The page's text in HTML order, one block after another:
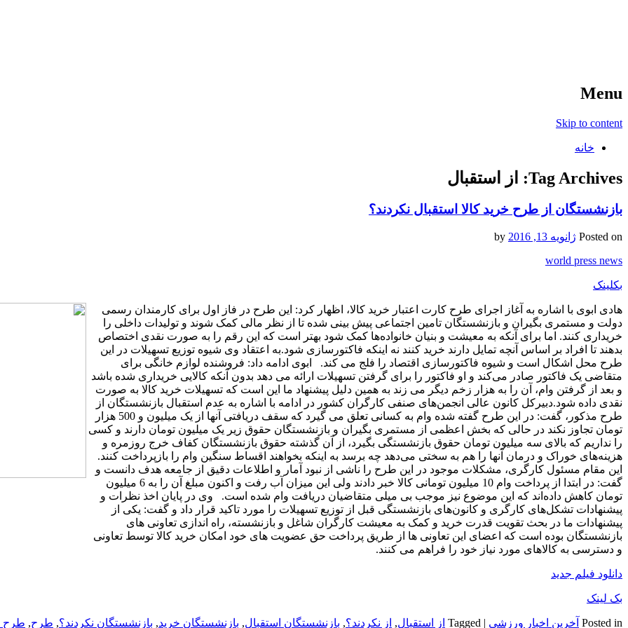
Menu
Skip to content
خانه
Tag Archives: از استقبال
بازنشستگان از طرح خرید کالا استقبال نکردند؟
Posted on ژانویه 13, 2016
world press news
بکلینک
هادی ابوی با اشاره به آغاز اجرای طرح کارت اعتبار خرید کالا، اظهار کرد: این طرح در فاز اول برای کارمندان رسمی
دولت و مستمری بگیران و بازنشستگان تامین اجتماعی پیش بینی شده تا از نظر مالی کمک شوند و تولیدات داخلی را
خریداری کنند. اما برای آنکه به معیشت و بنیان خانواده‌ها کمک شود بهتر است که این رقم را به صورت نقدی اختصاص
بدهند تا افراد بر اساس آنچه تمایل دارند خرید کنند نه اینکه فاکتورسازی شود.به اعتقاد وی شیوه توزیع تسهیلات در این
طرح محل اشکال است و شیوه فاکتورسازی اقتصاد را فلج می کند. ابوی ادامه داد: فروشنده لوازم خانگی برای
متقاضی یک فاکتور صادر می‌کند و او فاکتور را برای گرفتن تسهیلات ارائه می دهد بدون آنکه کالایی خریداری شده باشد
و بعد از گرفتن وام، آن را به هزار زخم دیگر می زند به همین دلیل پیشنهاد ما این است که تسهیلات خرید کالا به صورت
نقدی داده شود.دبیرکل کانون عالی انجمن‌های صنفی کارگران کشور در ادامه با اشاره به عدم استقبال بازنشستگان از
طرح مذکور، گفت: در این طرح گفته شده وام به کسانی تعلق می گیرد که سقف دریافتی آنها از یک میلیون و 500 هزار
تومان تجاوز نکند در حالی که بخش اعظمی از مستمری بگیران و بازنشستگان حقوق زیر یک میلیون تومان دارند و کسی
را نداریم که بالای سه میلیون تومان حقوق بازنشستگی بگیرد، از آن گذشته حقوق بازنشستگان کفاف خرج روزمره و
هزینه‌های خوراک و درمان آنها را هم به سختی می‌دهد چه برسد به اینکه بخواهند اقساط سنگین وام را بازپرداخت کنند.
این مقام مسئول کارگری، مشکلات موجود در این طرح را ناشی از نبود آمار و اطلاعات دقیق از جامعه هدف دانست و
گفت: در ابتدا از پرداخت وام 10 میلیون تومانی کالا خبر دادند ولی این میزان آب رفت و اکنون مبلغ آن را به 6 میلیون
تومان کاهش داده‌اند که این موضوع نیز موجب بی میلی متقاضیان دریافت وام شده است. وی در پایان اخذ نظرات و
پیشنهادات تشکل‌های کارگری و کانون‌های بازنشستگی قبل از توزیع تسهیلات را مورد تاکید قرار داد و گفت: یکی از
پیشنهادات ما در بحث تقویت قدرت خرید و کمک به معیشت کارگران شاغل و بازنشسته، راه اندازی تعاونی های
بازنشستگان بوده است که اعضای این تعاونی ها از طریق پرداخت حق عضویت های خود امکان خرید کالا توسط تعاونی
و دسترسی به کالاهای مورد نیاز خود را فراهم می کنند.
دانلود فیلم جدید
بک لینک
Posted in آخرین اخبار ورزشی |
Tagged از استقبال, از نکردند؟, بازنشستگان استقبال, بازنشستگان خرید, بازنشستگان نکردند؟, طرح, طرح